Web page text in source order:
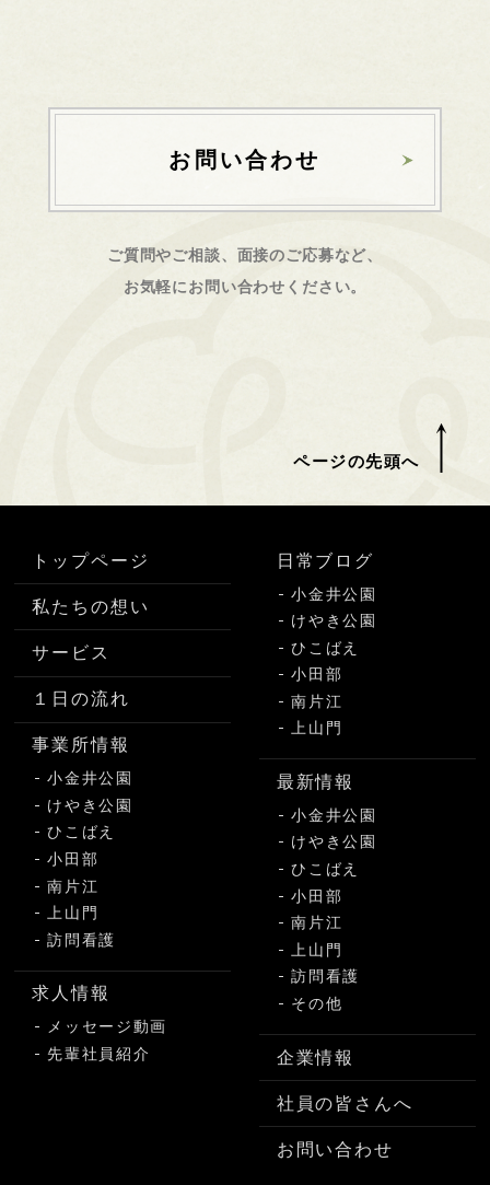
お問い合わせ
ご質問やご相談、面接のご応募など、
お気軽にお問い合わせください。
ページの先頭へ
トップページ
私たちの想い
サービス
１日の流れ
事業所情報
小金井公園
けやき公園
ひこばえ
小田部
南片江
上山門
訪問看護
求人情報
メッセージ動画
先輩社員紹介
日常ブログ
小金井公園
けやき公園
ひこばえ
小田部
南片江
上山門
最新情報
小金井公園
けやき公園
ひこばえ
小田部
南片江
上山門
訪問看護
その他
企業情報
社員の皆さんへ
お問い合わせ